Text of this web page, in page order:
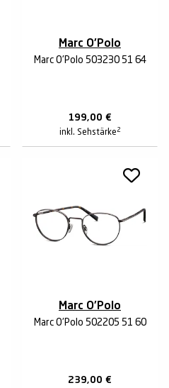
Marc O'Polo
Marc O'Polo 503230 51 64
199,00 €
inkl. Sehstärke 2
Marc O'Polo
Marc O'Polo 502205 51 60
239,00 €